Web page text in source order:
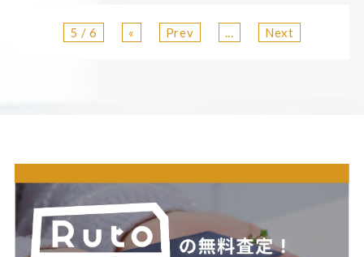
5 / 6 « Prev ... Next